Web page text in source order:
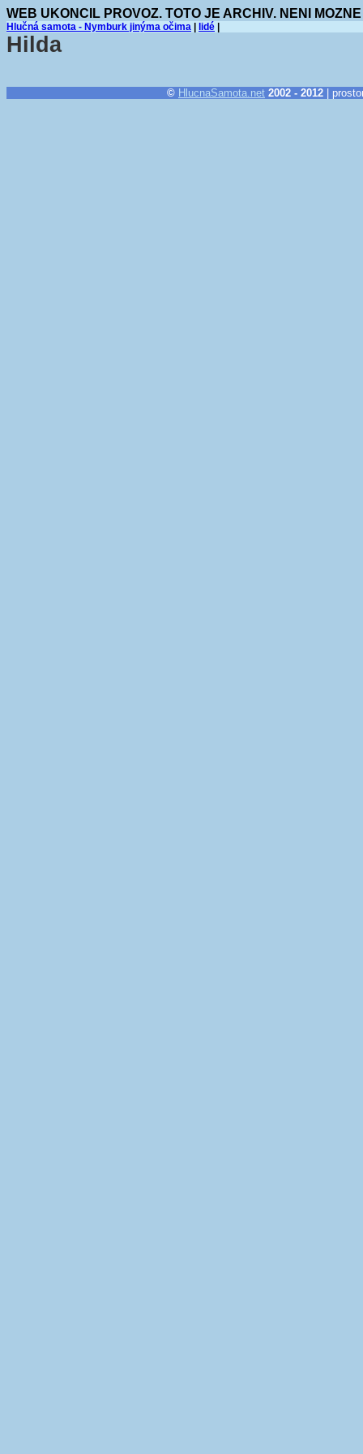
WEB UKONCIL PROVOZ. TOTO JE ARCHIV. NENI
Hlučná samota - Nymburk jinýma očima lidé
Hilda
© HlucnaSamota.net 2002 - 2012 |